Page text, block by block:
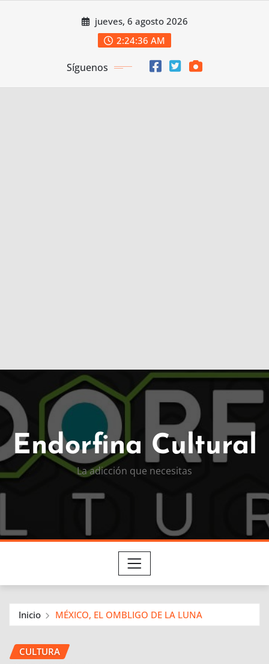
jueves, 6 agosto 2026
2:24:38 AM
Síguenos
Endorfina Cultural
La adicción que necesitas
Inicio MÉXICO, EL OMBLIGO DE LA LUNA
CULTURA